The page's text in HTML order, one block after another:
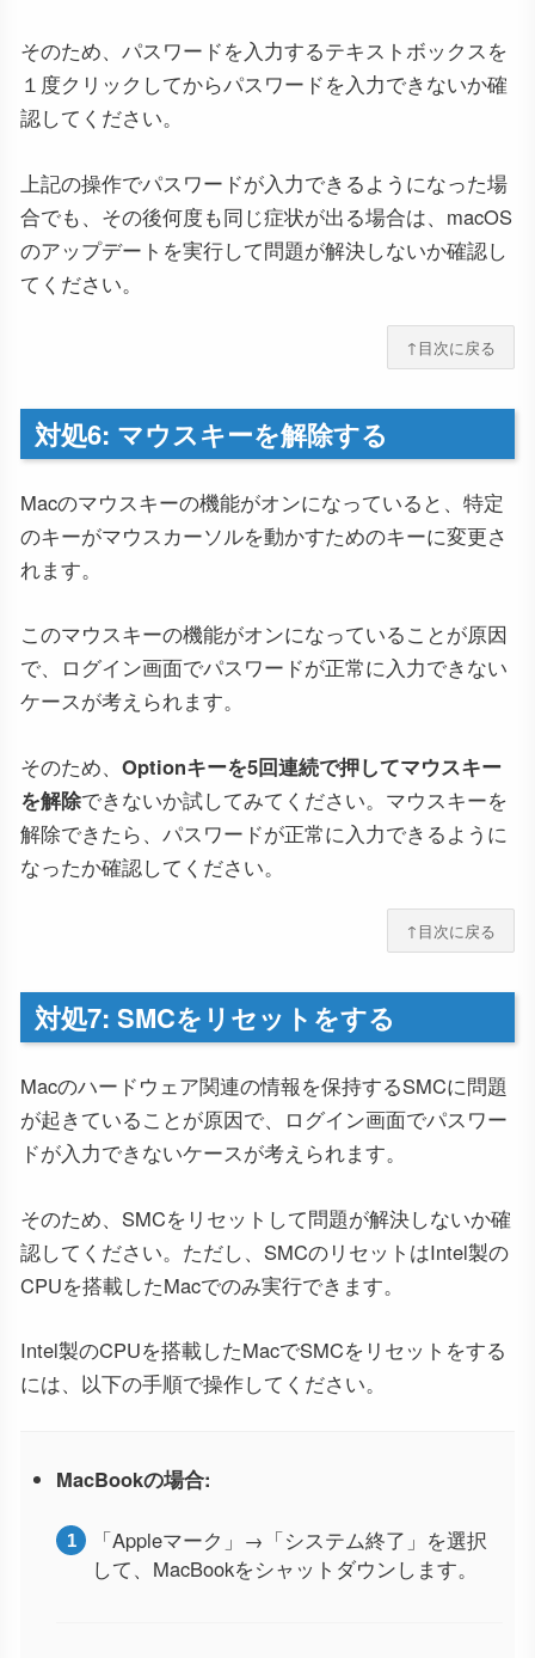
そのため、パスワードを入力するテキストボックスを
１度クリックしてからパスワードを入力できないか確
認してください。
上記の操作でパスワードが入力できるようになった場
合でも、その後何度も同じ症状が出る場合は、macOS
のアップデートを実行して問題が解決しないか確認し
てください。
↑目次に戻る
対処6: マウスキーを解除する
Macのマウスキーの機能がオンになっていると、特定
のキーがマウスカーソルを動かすためのキーに変更さ
れます。
このマウスキーの機能がオンになっていることが原因
で、ログイン画面でパスワードが正常に入力できない
ケースが考えられます。
そのため、 Optionキーを5回連続で押してマウスキー
を解除できないか試してみてください。マウスキーを
解除できたら、パスワードが正常に入力できるように
なったか確認してください。
↑目次に戻る
対処7: SMCをリセットをする
Macのハードウェア関連の情報を保持するSMCに問題
が起きていることが原因で、ログイン画面でパスワー
ドが入力できないケースが考えられます。
そのため、SMCをリセットして問題が解決しないか確
認してください。ただし、SMCのリセットはIntel製の
CPUを搭載したMacでのみ実行できます。
Intel製のCPUを搭載したMacでSMCをリセットをする
には、以下の手順で操作してください。
MacBookの場合:
「Appleマーク」→「システム終了」を選択
して、MacBookをシャットダウンします。